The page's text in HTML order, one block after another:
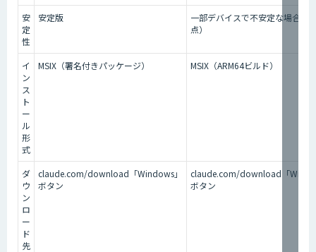
安
定
性
安定版
一部デバイスで不安定な場合あ
点）
イ
ン
ス
ト
ー
ル
形
式
MSIX（署名付きパッケージ） MSIX（ARM64ビルド）
ダ
ウ
ン
ロ
ー
ド
先
claude.com/download「Windows」
ボタン
claude.com/download「
ボタン